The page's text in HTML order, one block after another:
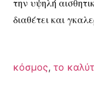
την υψηλή
διαθέτει και
κόσμος,το